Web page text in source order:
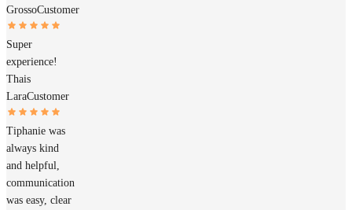
GrossoCustomer
Super
experience!
Thais
LaraCustomer
Tiphanie was
always kind
and helpful,
communication
was easy, clear